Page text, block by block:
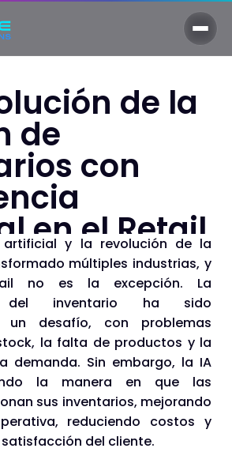
de la
de
con
en el Retail
artificial y la revolución de la
múltiples industrias, y
no es la excepción. La
del inventario ha sido
un desafío, con problemas
la falta de productos y la
demanda. Sin embargo, la IA
la manera en que las
sus inventarios, mejorando
reduciendo costos y
del cliente.